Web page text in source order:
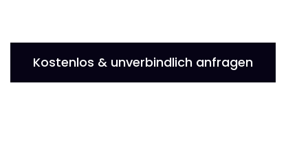
Kostenlos & unverbindlich anfragen